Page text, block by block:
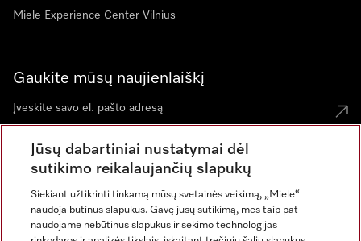
Miele Experience Center Vilnius
Gaukite mūsų naujienlaiškį
Jūsų dabartiniai nustatymai dėl
sutikimo reikalaujančių slapukų
Siekiant užtikrinti tinkamą mūsų svetainės veikimą, „Miele“
naudoja būtinus slapukus. Gavę jūsų sutikimą, mes taip pat
naudojame nebūtinus slapukus ir sekimo technologijas